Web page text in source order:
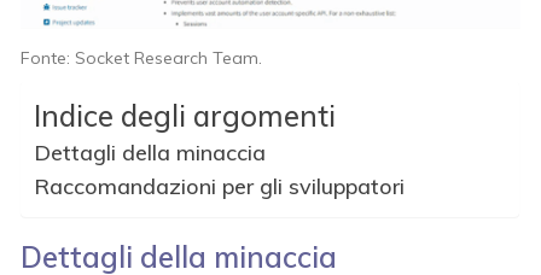
Fonte: Socket Research Team.
Indice degli argomenti
Dettagli della minaccia
Raccomandazioni per gli sviluppatori
Dettagli della minaccia